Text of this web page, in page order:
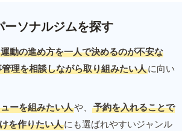
ーソナルジムを探す
運動の進め方を一人で決めるのが不安な
理を相談しながら取り組みたい人に向い
ーを組みたい人や、
予約を入れることで
を作りたい人にも選ばれやすいジャンル